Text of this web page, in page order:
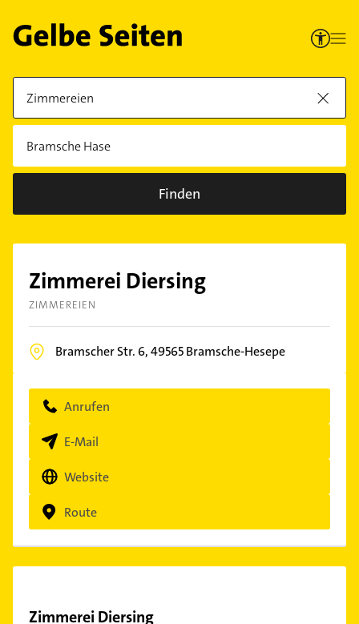
Finden
Zimmerei Diersing
ZIMMEREIEN
Bramscher Str. 6,49565Bramsche-Hesepe
Anrufen
E-Mail
Website
Route
Zimmerei Diersing